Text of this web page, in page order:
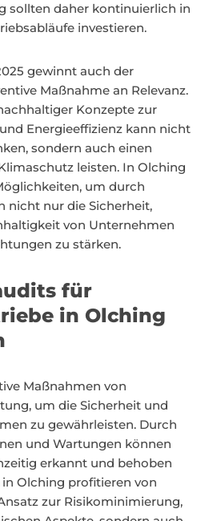
sollten daher kontinuierlich in
investieren.
gewinnt auch der
Maßnahme an Relevanz.
Konzepte zur
Energieeffizienz kann nicht
sondern auch einen
leisten. In Olching
um durch
nicht nur die Sicherheit,
von Unternehmen
zu stärken.
für
in Olching
Maßnahmen von
um die Sicherheit und
zu gewährleisten. Durch
und Wartungen können
erkannt und behoben
Olching profitieren von
zur Risikominimierung,